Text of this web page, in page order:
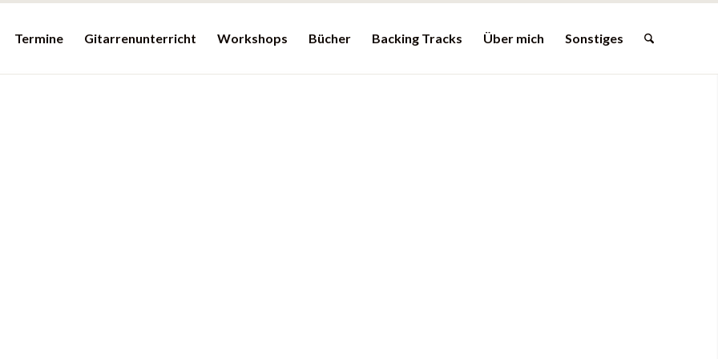
Termine Gitarrenunterricht Workshops Bücher Backing Tracks Über mich Sonstiges